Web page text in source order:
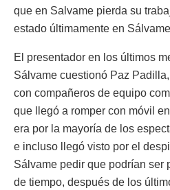
que en Salvame pierda su
estado últimamente en
El presentador en los últimos
Sálvame cuestionó Paz
con compañeros de equipo
que llegó a romper con móvil
era por la mayoría de los
e incluso llegó visto por el
Sálvame pedir que podrían ser
de tiempo, después de los